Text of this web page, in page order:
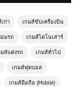
ก่า เกมส์ขับเครื่องบิน
มรถ เกมส์ไดโนเสาร์
มส์แต่งรถ เกมส์ทั่วไป
เกมส์ฟุตบอล
เกมส์มือถือ (Mobile)